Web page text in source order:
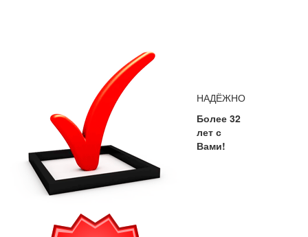
НАДЁЖНО
Более 32
лет с
Вами!